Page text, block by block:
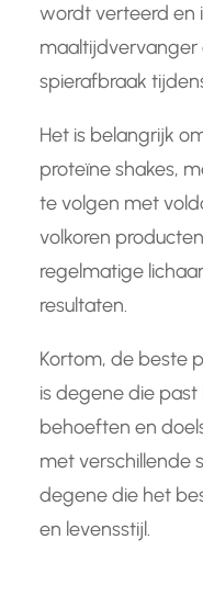
wordt verteerd en
spierafbraak
Het is belangrijk
proteïne shakes,
te volgen met
volkoren
regelmatige
resultaten.
Kortom, de beste
is degene die
behoeften en
met verschillende
degene die het
en levensstijl.